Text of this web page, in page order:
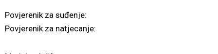
Povjerenik za suđenje:
Povjerenik za natjecanje: